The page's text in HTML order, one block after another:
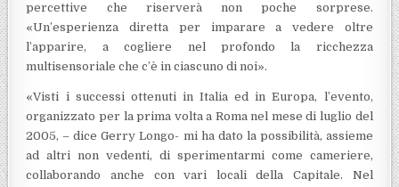
percettive che riserverà non poche sorprese.
«Un’esperienza diretta per imparare a vedere oltre
l’apparire, a cogliere nel profondo la ricchezza
multisensoriale che c’è in ciascuno di noi».
«Visti i successi ottenuti in Italia ed in Europa, l’evento,
organizzato per la prima volta a Roma nel mese di luglio del
2005, – dice Gerry Longo- mi ha dato la possibilità, assieme
ad altri non vedenti, di sperimentarmi come cameriere,
collaborando anche con vari locali della Capitale. Nel